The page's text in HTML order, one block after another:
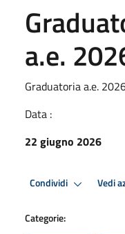
a.e.
Graduatoria a.e.
Data :
22 giugno 2026
Condividi Vedi
Categorie: